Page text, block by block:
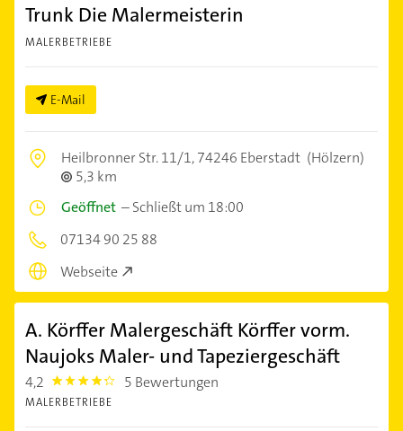
Trunk Die Malermeisterin
MALERBETRIEBE
E-Mail
Heilbronner Str. 11/1,74246 Eberstadt (Hölzern)
5,3 km
Geöffnet –Schließt um 18:00
07134 90 25 88
Webseite
A. Körffer Malergeschäft Körffer vorm.
Naujoks Maler- und Tapeziergeschäft
4,2 4.2000003 5 Bewertungen
MALERBETRIEBE